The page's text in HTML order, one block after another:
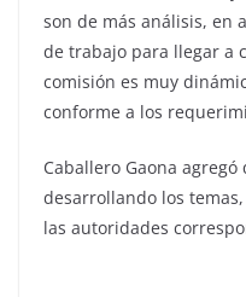
son de más análisis, en
de trabajo para llegar a
comisión es muy
conforme a los
Caballero Gaona
desarrollando los
las autoridades